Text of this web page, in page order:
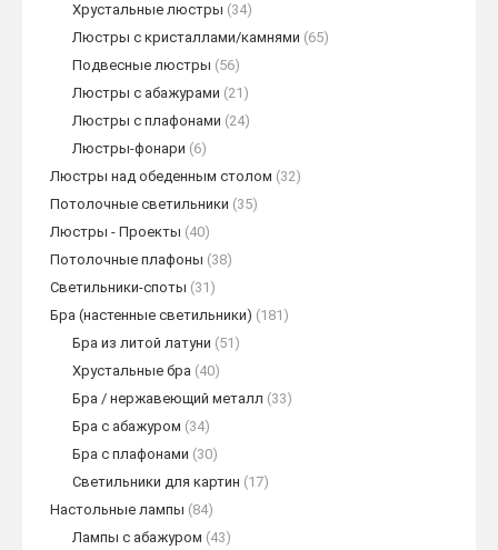
Хрустальные люстры (34)
Люстры с кристаллами/камнями (65)
Подвесные люстры (56)
Люстры с абажурами (21)
Люстры с плафонами (24)
Люстры-фонари (6)
Люстры над обеденным столом (32)
Потолочные светильники (35)
Люстры - Проекты (40)
Потолочные плафоны (38)
Светильники-споты (31)
Бра (настенные светильники) (181)
Бра из литой латуни (51)
Хрустальные бра (40)
Бра / нержавеющий металл (33)
Бра с абажуром (34)
Бра с плафонами (30)
Светильники для картин (17)
Настольные лампы (84)
Лампы с абажуром (43)